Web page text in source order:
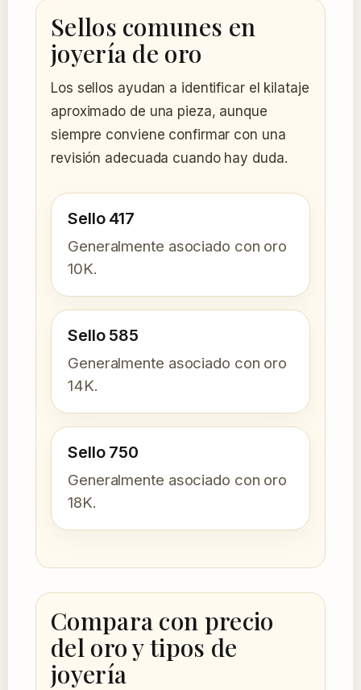
Sellos comunes en
joyería de oro
Los sellos ayudan a identificar el kilataje
aproximado de una pieza, aunque
siempre conviene confirmar con una
revisión adecuada cuando hay duda.
Sello 417
Generalmente asociado con oro
10K.
Sello 585
Generalmente asociado con oro
14K.
Sello 750
Generalmente asociado con oro
18K.
Compara con precio
del oro y tipos de
joyería